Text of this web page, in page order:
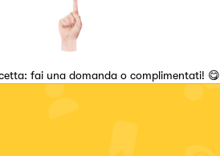
fai una domanda o complimentati! 😋